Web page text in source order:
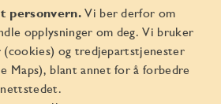
personvern.Vi ber derfor om
opplysninger om deg. Vi bruker
(cookies) og tredjepartstjenester
Maps), blant annet for å forbedre
Norge AS 2026
829 350 122